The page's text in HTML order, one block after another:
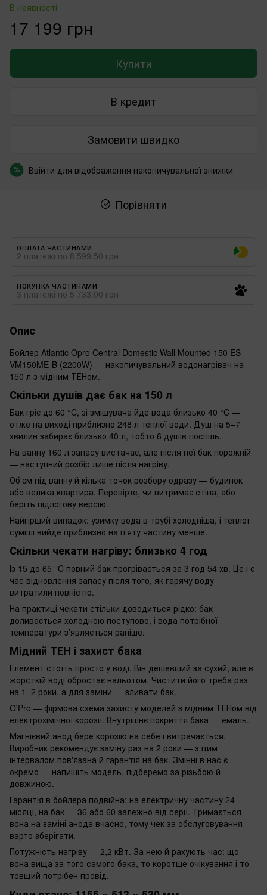
В наявності
17 199 грн
Купити
В кредит
Замовити швидко
% Ввійти для відображення накопичувальної знижки
Порівняти
ОПЛАТА ЧАСТИНАМИ
2 платежі по 8 599.50 грн
ПОКУПКА ЧАСТИНАМИ
3 платежі по 5 733.00 грн
Опис
Бойлер Atlantic Opro Central Domestic Wall Mounted 150 ES-
VM150ME-B (2200W) — накопичувальний водонагрівач на
150 л з мідним ТЕНом.
Скільки душів дає бак на 150 л
Бак гріє до 60 °C, зі змішувача йде вода близько 40 °C —
отже на виході приблизно 248 л теплої води. Душ на 5–7
хвилин забирає близько 40 л, тобто 6 душів поспіль.
На ванну 160 л запасу вистачає, але після неї бак порожній
— наступний розбір лише після нагріву.
Об'єм під ванну й кілька точок розбору одразу — будинок
або велика квартира. Перевірте, чи витримає стіна, або
беріть підлогову версію.
Найгірший випадок: узимку вода в трубі холодніша, і теплої
суміші вийде приблизно на п’яту частину менше.
Скільки чекати нагріву: близько 4 год
Із 15 до 65 °C повний бак прогрівається за 3 год 54 хв. Це і є
час відновлення запасу після того, як гарячу воду
витратили повністю.
На практиці чекати стільки доводиться рідко: бак
доливається холодною поступово, і вода потрібної
температури зʼявляється раніше.
Мідний ТЕН і захист бака
Елемент стоїть просто у воді. Він дешевший за сухий, але в
жорсткій воді обростає нальотом. Чистити його треба раз
на 1–2 роки, а для заміни — зливати бак.
O'Pro — фірмова схема захисту моделей з мідним ТЕНом від
електрохімічної корозії. Внутрішнє покриття бака — емаль.
Магнієвий анод бере корозію на себе і витрачається.
Виробник рекомендує заміну раз на 2 роки — з цим
інтервалом пов'язана й гарантія на бак. Змінні в нас є
окремо — напишіть модель, підберемо за різьбою й
довжиною.
Гарантія в бойлера подвійна: на електричну частину 24
місяці, на бак — 36 або 60 залежно від серії. Тримається
вона на заміні анода вчасно, тому чек за обслуговування
варто зберігати.
Потужність нагріву — 2,2 кВт. За нею й рахують час: що
вона вища за того самого бака, то коротше очікування і то
товщий потрібен провід.